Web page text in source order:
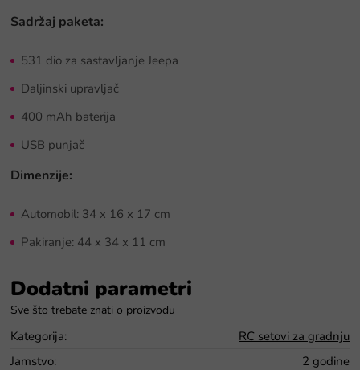
Sadržaj paketa:
531 dio za sastavljanje Jeepa
Daljinski upravljač
400 mAh baterija
USB punjač
Dimenzije:
Automobil: 34 x 16 x 17 cm
Pakiranje: 44 x 34 x 11 cm
Dodatni parametri
Kategorija:
RC setovi za gradnju
Jamstvo:
2 godine